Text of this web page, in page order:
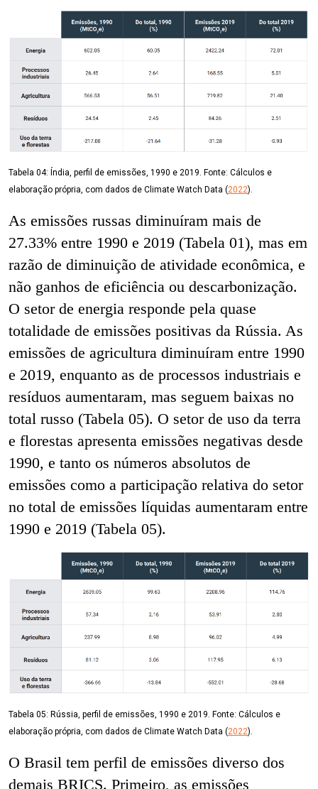
Tabela 04: Índia, perfil de emissões, 1990 e 2019. Fonte: Cálculos e
elaboração própria, com dados de Climate Watch Data (2022).
As emissões russas diminuíram mais de
27.33% entre 1990 e 2019 (Tabela 01), mas em
razão de diminuição de atividade econômica, e
não ganhos de eficiência ou descarbonização.
O setor de energia responde pela quase
totalidade de emissões positivas da Rússia. As
emissões de agricultura diminuíram entre 1990
e 2019, enquanto as de processos industriais e
resíduos aumentaram, mas seguem baixas no
total russo (Tabela 05). O setor de uso da terra
e florestas apresenta emissões negativas desde
1990, e tanto os números absolutos de
emissões como a participação relativa do setor
no total de emissões líquidas aumentaram entre
1990 e 2019 (Tabela 05).
Tabela 05: Rússia, perfil de emissões, 1990 e 2019. Fonte: Cálculos e
elaboração própria, com dados de Climate Watch Data (2022).
O Brasil tem perfil de emissões diverso dos
demais BRICS. Primeiro, as emissões